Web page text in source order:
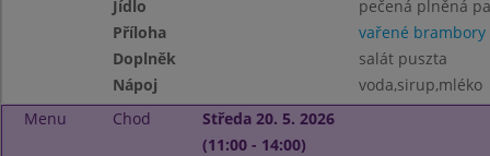
Jídlo
pečená plněná
Příloha
vařené brambory
Doplněk
salát puszta
Nápoj
voda,sirup,mléko
Menu
Chod
Středa 20. 5. 2026
(11:00 - 14:00)